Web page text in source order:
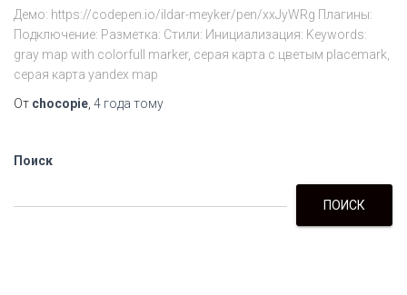
Демо: https://codepen.io/ildar-meyker/pen/xxJyWRg Плагины:
Подключение: Разметка: Стили: Инициализация: Keywords:
gray map with colorfull marker, серая карта с цветым placemark,
серая карта yandex map
От chocopie 4 года тому
Поиск
ПОИСК